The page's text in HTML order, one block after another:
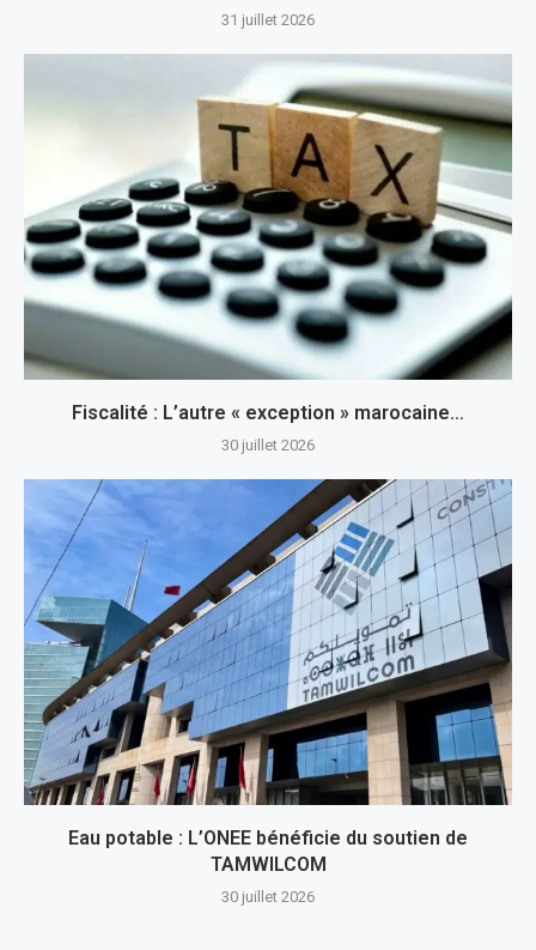
31 juillet 2026
Fiscalité : L’autre « exception » marocaine…
30 juillet 2026
Eau potable : L’ONEE bénéficie du soutien de
TAMWILCOM
30 juillet 2026